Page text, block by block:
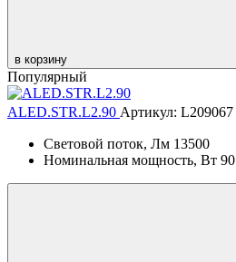
в корзину
Популярный
ALED.STR.L2.90 Артикул: L209067
Световой поток, Лм 13500
Номинальная мощность, Вт 90